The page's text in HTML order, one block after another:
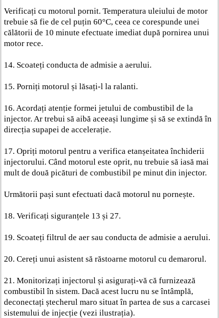
Verificați cu motorul pornit. Temperatura uleiului de motor
trebuie să fie de cel puțin 60°C, ceea ce corespunde unei
călătorii de 10 minute efectuate imediat după pornirea unui
motor rece.
14. Scoateți conducta de admisie a aerului.
15. Porniți motorul și lăsați-l la ralanti.
16. Acordați atenție formei jetului de combustibil de la
injector. Ar trebui să aibă aceeași lungime și să se extindă în
direcția supapei de accelerație.
17. Opriți motorul pentru a verifica etanșeitatea închiderii
injectorului. Când motorul este oprit, nu trebuie să iasă mai
mult de două picături de combustibil pe minut din injector.
Următorii pași sunt efectuati dacă motorul nu pornește.
18. Verificați siguranțele 13 și 27.
19. Scoateți filtrul de aer sau conducta de admisie a aerului.
20. Cereți unui asistent să răstoarne motorul cu demarorul.
21. Monitorizați injectorul și asigurați-vă că furnizează
combustibil în sistem. Dacă acest lucru nu se întâmplă,
deconectați ștecherul maro situat în partea de sus a carcasei
sistemului de injecție (vezi ilustrația).